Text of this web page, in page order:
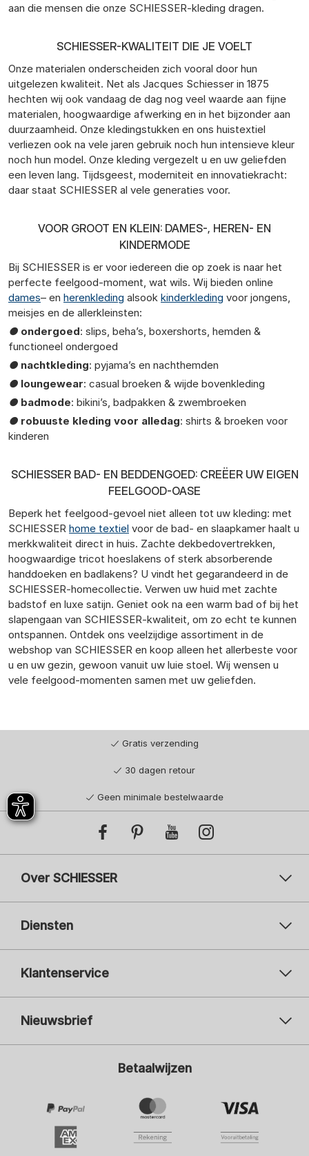
aan die mensen die onze SCHIESSER-kleding dragen.
SCHIESSER-KWALITEIT DIE JE VOELT
Onze materialen onderscheiden zich vooral door hun
uitgelezen kwaliteit. Net als Jacques Schiesser in 1875
hechten wij ook vandaag de dag nog veel waarde aan fijne
materialen, hoogwaardige afwerking en in het bijzonder aan
duurzaamheid. Onze kledingstukken en ons huistextiel
verliezen ook na vele jaren gebruik noch hun intensieve kleur
noch hun model. Onze kleding vergezelt u en uw geliefden
een leven lang. Tijdsgeest, moderniteit en innovatiekracht:
daar staat SCHIESSER al vele generaties voor.
VOOR GROOT EN KLEIN: DAMES-, HEREN- EN
KINDERMODE
Bij SCHIESSER is er voor iedereen die op zoek is naar het
perfecte feelgood-moment, wat wils. Wij bieden online
dames– en herenkleding alsook kinderkleding voor jongens,
meisjes en de allerkleinsten:
● ondergoed: slips, beha’s, boxershorts, hemden &
functioneel ondergoed
● nachtkleding: pyjama’s en nachthemden
● loungewear: casual broeken & wijde bovenkleding
● badmode: bikini’s, badpakken & zwembroeken
● robuuste kleding voor alledag: shirts & broeken voor
kinderen
SCHIESSER BAD- EN BEDDENGOED: CREËER UW EIGEN
FEELGOOD-OASE
Beperk het feelgood-gevoel niet alleen tot uw kleding: met
SCHIESSER home textiel voor de bad- en slaapkamer haalt u
merkkwaliteit direct in huis. Zachte dekbedovertrekken,
hoogwaardige tricot hoeslakens of sterk absorberende
handdoeken en badlakens? U vindt het gegarandeerd in de
SCHIESSER-homecollectie. Verwen uw huid met zachte
badstof en luxe satijn. Geniet ook na een warm bad of bij het
slapengaan van SCHIESSER-kwaliteit, om zo echt te kunnen
ontspannen. Ontdek ons veelzijdige assortiment in de
webshop van SCHIESSER en koop alleen het allerbeste voor
u en uw gezin, gewoon vanuit uw luie stoel. Wij wensen u
vele feelgood-momenten samen met uw geliefden.
Gratis verzending
30 dagen retour
Geen minimale bestelwaarde
Over SCHIESSER
Diensten
Klantenservice
Nieuwsbrief
Ik ben geïnteresseerd in:
Herenmode
ADIDAS
Betaalwijzen